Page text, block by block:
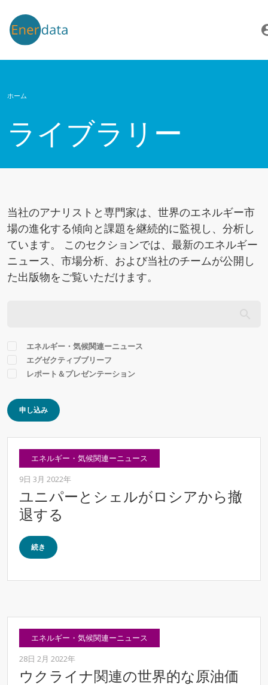
ホーム
ライブラリー
当社のアナリストと専門家は、世界のエネルギー市
場の進化する傾向と課題を継続的に監視し、分析し
ています。 このセクションでは、最新のエネルギー
ニュース、市場分析、および当社のチームが公開し
た出版物をご覧いただけます。
エネルギー・気候関連ーニュース
エグゼクティブブリーフ
レポート＆プレゼンテーション
申し込み
エネルギー・気候関連ーニュース
9日 3月 2022年
ユニパーとシェルがロシアから撤
退する
続き
エネルギー・気候関連ーニュース
28日 2月 2022年
ウクライナ関連の世界的な原油価